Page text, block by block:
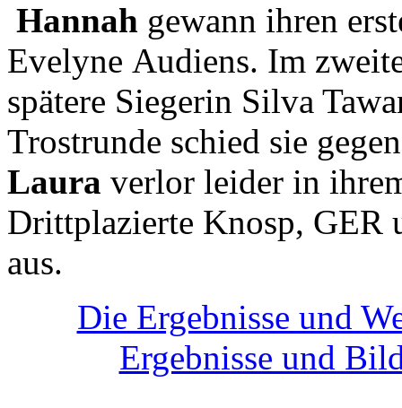
Hannah gewann ihren
Evelyne Audiens. Im
spätere Siegerin Silva
Trostrunde schied sie
Laura verlor leider in
Drittplazierte Knosp, GER
aus.
Die Ergebnisse und
Ergebnisse und